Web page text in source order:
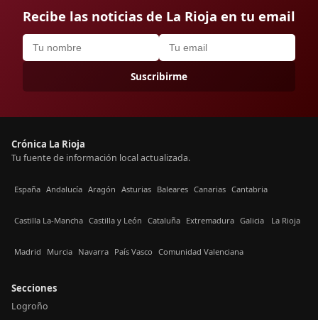
Recibe las noticias de La Rioja en tu email
Suscribirme
Crónica La Rioja
Tu fuente de información local actualizada.
España Andalucía Aragón Asturias Baleares Canarias Cantabria
Castilla La-Mancha Castilla y León Cataluña Extremadura Galicia La Rioja
Madrid Murcia Navarra País Vasco Comunidad Valenciana
Secciones
Logroño